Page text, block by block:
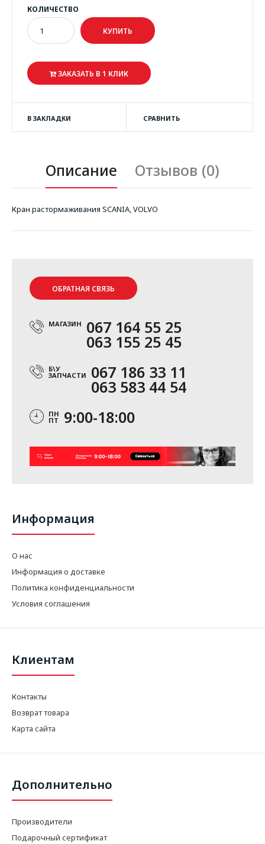
КОЛИЧЕСТВО
ЗАКАЗАТЬ В 1 КЛИК
В ЗАКЛАДКИ СРАВНИТЬ
Описание Отзывов (0)
Кран растормаживания SCANIA, VOLVO
ОБРАТНАЯ СВЯЗЬ
МАГАЗИН 067 164 55 25
063 155 25 45
Б\У
ЗАПЧАСТИ 067 186 33 11
063 583 44 54
ПН
ПТ 9:00-18:00
Информация
О нас
Информация о доставке
Политика конфиденциальности
Условия соглашения
Клиентам
Контакты
Возврат товара
Карта сайта
Дополнительно
Производители
Подарочный сертификат